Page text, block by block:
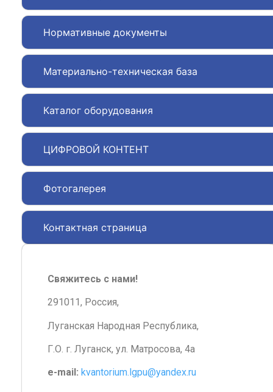
Нормативные документы
Материально-техническая база
Каталог оборудования
ЦИФРОВОЙ КОНТЕНТ
Фотогалерея
Контактная страница
Свяжитесь с нами!
291011, Россия,
Луганская Народная Республика,
Г.О. г. Луганск, ул. Матросова, 4а
e-mail: kvantorium.lgpu@yandex.ru